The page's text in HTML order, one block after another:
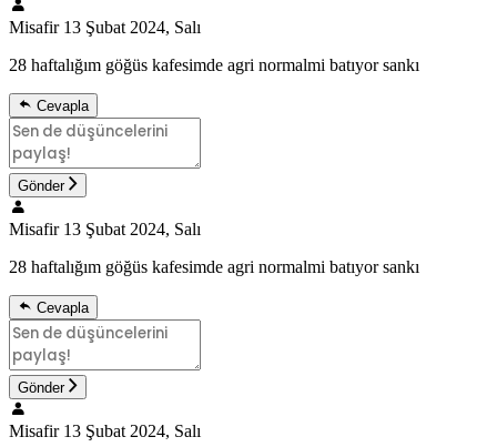
Misafir 13 Şubat 2024, Salı
28 haftalığım göğüs kafesimde agri normalmi batıyor sankı
Cevapla
Gönder
Misafir 13 Şubat 2024, Salı
28 haftalığım göğüs kafesimde agri normalmi batıyor sankı
Cevapla
Gönder
Misafir 13 Şubat 2024, Salı